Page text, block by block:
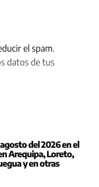
el spam.
datos de tus
del 2026 en el
Arequipa, Loreto,
y en otras